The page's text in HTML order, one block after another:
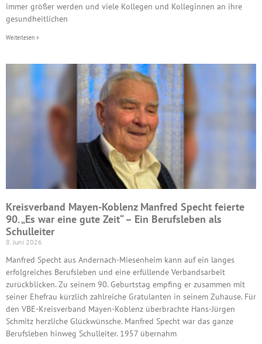
immer größer werden und viele Kollegen und Kolleginnen an ihre
gesundheitlichen
Weiterlesen »
Kreisverband Mayen-Koblenz Manfred Specht feierte
90. „Es war eine gute Zeit“ – Ein Berufsleben als
Schulleiter
8. Juni 2026
Manfred Specht aus Andernach-Miesenheim kann auf ein langes
erfolgreiches Berufsleben und eine erfüllende Verbandsarbeit
zurückblicken. Zu seinem 90. Geburtstag empfing er zusammen mit
seiner Ehefrau kürzlich zahlreiche Gratulanten in seinem Zuhause. Für
den VBE-Kreisverband Mayen-Koblenz überbrachte Hans-Jürgen
Schmitz herzliche Glückwünsche. Manfred Specht war das ganze
Berufsleben hinweg Schulleiter. 1957 übernahm